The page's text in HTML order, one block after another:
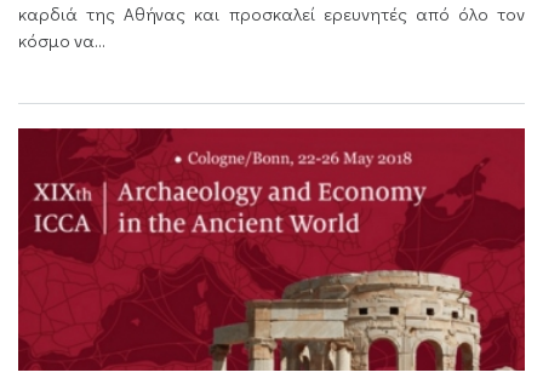
καρδιά της Αθήνας και προσκαλεί ερευνητές από όλο τον
κόσμο να...